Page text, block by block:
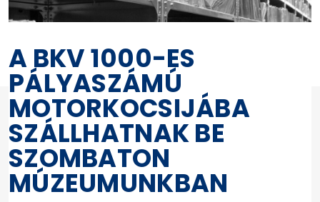
A BKV 1000-ES
PÁLYASZÁMÚ
MOTORKOCSIJÁBA
SZÁLLHATNAK BE
SZOMBATON
MÚZEUMUNKBAN